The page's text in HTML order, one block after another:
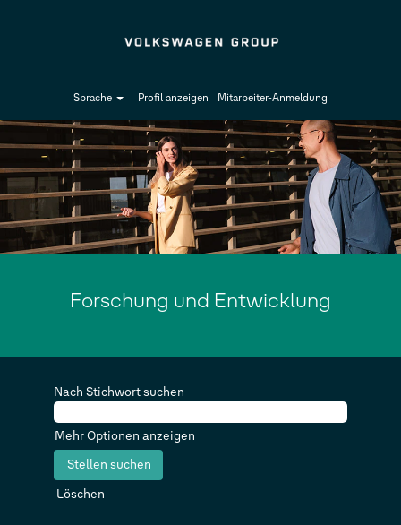
Sprache Profil anzeigen Mitarbeiter-Anmeldung
Forschung
und
Entwicklung
Forschung und Entwicklung
Nach Stichwort suchen
Mehr Optionen anzeigen
Löschen